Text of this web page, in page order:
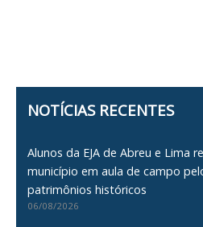
NOTÍCIAS RECENTES
Alunos da EJA de Abreu e Lima
município em aula de campo
patrimônios históricos
06/08/2026